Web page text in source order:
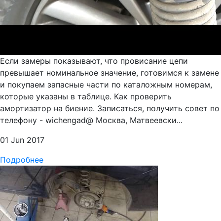
Если замеры показывают, что провисание цепи
превышает номинальное значение, готовимся к замене
и покупаем запасные части по каталожным номерам,
которые указаны в таблице. Как проверить
амортизатор на биение. Записаться, получить совет по
телефону - wichengad@ Москва, Матвеевски...
01 Jun 2017
Подробнее